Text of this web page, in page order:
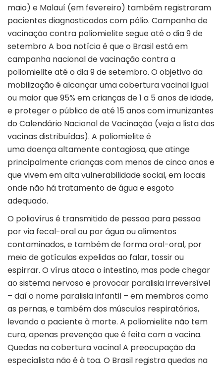
maio) e Malauí (em fevereiro) também registraram
pacientes diagnosticados com pólio. Campanha de
vacinação contra poliomielite segue até o dia 9 de
setembro A boa notícia é que o Brasil está em
campanha nacional de vacinação contra a
poliomielite até o dia 9 de setembro. O objetivo da
mobilização é alcançar uma cobertura vacinal igual
ou maior que 95% em crianças de 1 a 5 anos de idade,
e proteger o público de até 15 anos com imunizantes
do Calendário Nacional de Vacinação (veja a lista das
vacinas distribuídas). A poliomielite é
uma doença altamente contagiosa, que atinge
principalmente crianças com menos de cinco anos e
que vivem em alta vulnerabilidade social, em locais
onde não há tratamento de água e esgoto
adequado.
O poliovírus é transmitido de pessoa para pessoa
por via fecal-oral ou por água ou alimentos
contaminados, e também de forma oral-oral, por
meio de gotículas expelidas ao falar, tossir ou
espirrar. O vírus ataca o intestino, mas pode chegar
ao sistema nervoso e provocar paralisia irreversível
– daí o nome paralisia infantil – em membros como
as pernas, e também dos músculos respiratórios,
levando o paciente à morte. A poliomielite não tem
cura, apenas prevenção que é feita com a vacina.
Quedas na cobertura vacinal A preocupação da
especialista não é à toa. O Brasil registra quedas na